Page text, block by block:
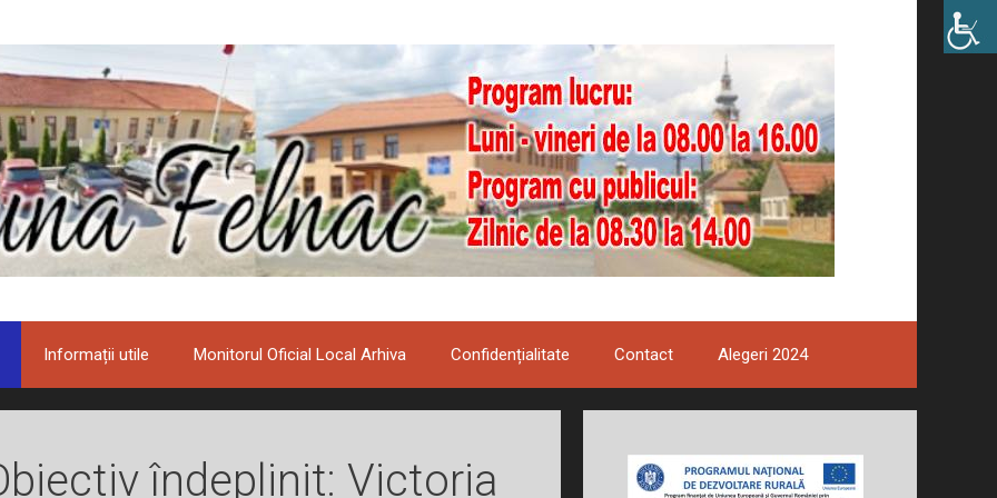
Informații utile Monitorul Oficial Local Arhiva Confidențialitate Contact Alegeri 2024
îndeplinit: Victoria